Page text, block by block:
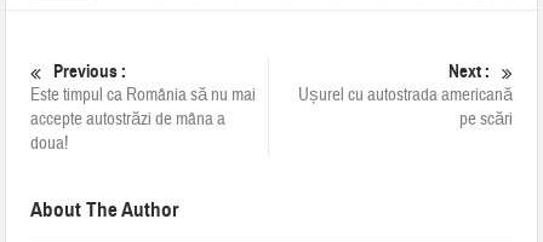
Previous :
Este timpul ca România să nu mai
accepte autostrăzi de mâna a
doua!
Next :
Ușurel cu autostrada americană
pe scări
About The Author